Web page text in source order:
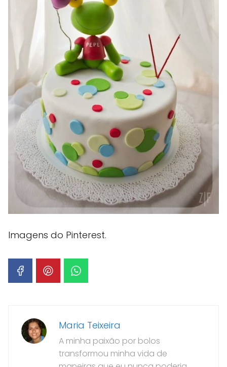
Imagens do Pinterest.
Maria Teixeira
A minha paixão por bolos
transformou minha vida de